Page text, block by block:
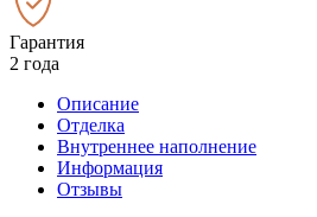
Гарантия
2 года
Описание
Отделка
Внутреннее наполнение
Информация
Отзывы